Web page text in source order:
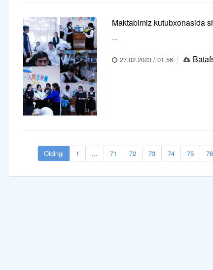
Maktabimiz kutubxonasida
...
27.02.2023 / 01:56
Oldingi 1 ... 71 72 73 74 75 76